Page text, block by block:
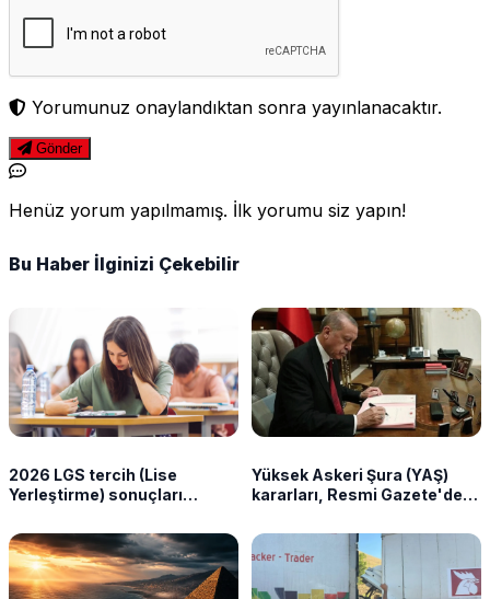
Yorumunuz onaylandıktan sonra yayınlanacaktır.
Gönder
Henüz yorum yapılmamış. İlk yorumu siz yapın!
Bu Haber İlginizi Çekebilir
2026 LGS tercih (Lise
Yerleştirme) sonuçları
Yüksek Askeri Şura (YAŞ)
kararları, Resmi Gazete'de!
Kuvvetleri Komutanlığı terfi
listesi açıklandı